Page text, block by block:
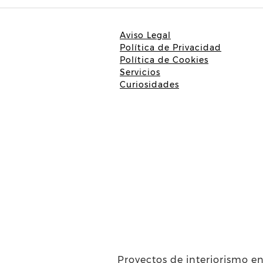
Aviso Legal
Política de Privacidad
Política de Cookies
Servicios
Curiosidades
Proyectos de interiorismo